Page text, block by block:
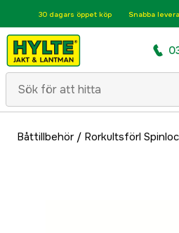
30 dagars öppet köp Snabba
Båttillbehör/ Rorkultsförl